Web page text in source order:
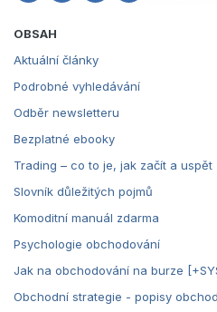
OBSAH
Aktuální články
Podrobné vyhledávání
Odběr newsletteru
Bezplatné ebooky
Trading – co to je, jak začít a uspět
Slovník důležitých pojmů
Komoditní manuál zdarma
Psychologie obchodování
Jak na obchodování na burze
Obchodní strategie - popisy